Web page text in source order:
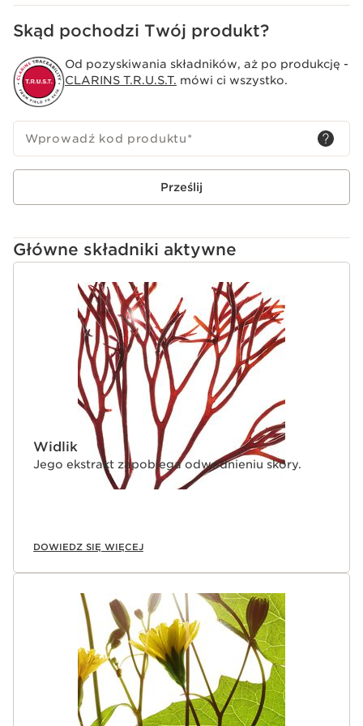
Skąd pochodzi Twój produkt?
Od pozyskiwania składników, aż po produkcję -
CLARINS T.R.U.S.T. mówi ci wszystko.
Wprowadź kod produktu*
Prześlij
Główne składniki aktywne
PRZEJDŹ DO TREŚCI
Widlik
Jego ekstrakt zapobiega odwodnieniu skóry.
DOWIEDZ SIĘ WIĘCEJ